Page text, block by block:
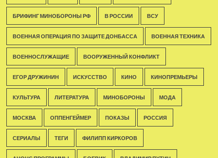
БРИФИНГ МИНОБОРОНЫ РФ В РОССИИ ВСУ
ВОЕННАЯ ОПЕРАЦИЯ ПО ЗАЩИТЕ ДОНБАССА ВОЕННАЯ ТЕХНИКА
ВОЕННОСЛУЖАЩИЕ ВООРУЖЕННЫЙ КОНФЛИКТ
ЕГОР ДРУЖИНИН ИСКУССТВО КИНО КИНОПРЕМЬЕРЫ
КУЛЬТУРА ЛИТЕРАТУРА МИНОБОРОНЫ МОДА
МОСКВА ОППЕНГЕЙМЕР ПОКАЗЫ РОССИЯ
СЕРИАЛЫ ТЕГИ ФИЛИПП КИРКОРОВ